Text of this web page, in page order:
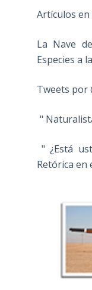
Artículos en
La Nave
Especies a
Tweets por
"
" ¿Está
Retórica en